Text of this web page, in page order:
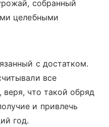
собранный
целебными
с достатком.
все
что такой обряд
и привлечь
год.